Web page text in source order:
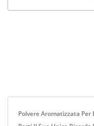
Polvere Aromatizzata Per